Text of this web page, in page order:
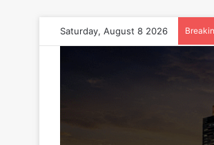
Saturday, August 8 2026